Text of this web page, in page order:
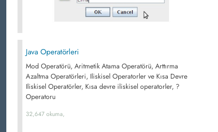
Java Operatörleri
Mod Operatörü, Aritmetik Atama Operatörü, Arttırma
Azaltma Operatörleri, Iliskisel Operatorler ve Kısa Devre
Iliskisel Operatörler, Kısa devre iliskisel operatorler, ?
Operatoru
32,647 okuma,